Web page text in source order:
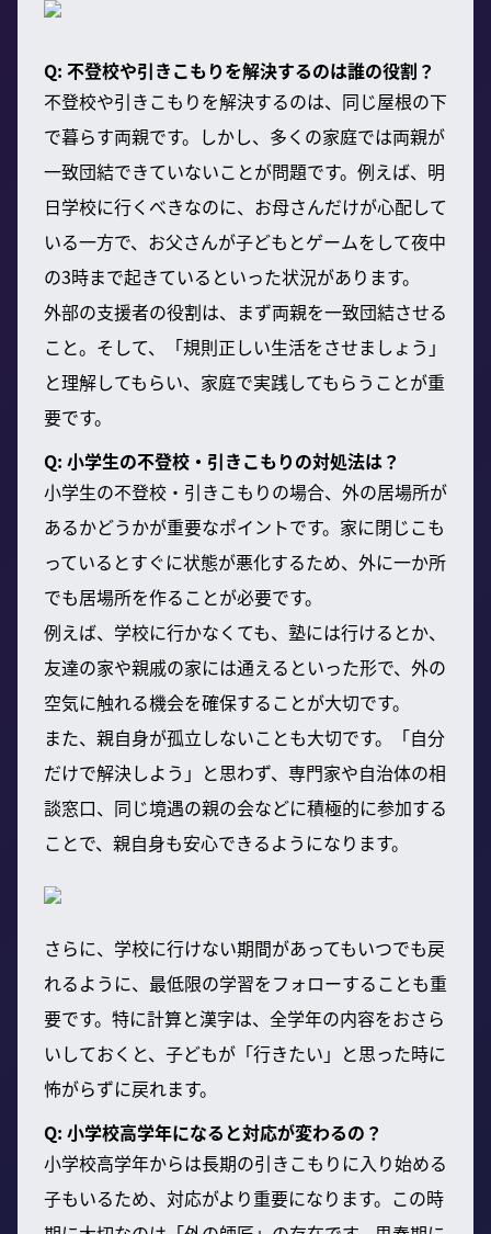
Q: 不登校や引きこもりを解決するのは誰の役割？
不登校や引きこもりを解決するのは、同じ屋根の下
で暮らす両親です。しかし、多くの家庭では両親が
一致団結できていないことが問題です。例えば、明
日学校に行くべきなのに、お母さんだけが心配して
いる一方で、お父さんが子どもとゲームをして夜中
の3時まで起きているといった状況があります。
外部の支援者の役割は、まず両親を一致団結させる
こと。そして、「規則正しい生活をさせましょう」
と理解してもらい、家庭で実践してもらうことが重
要です。
Q: 小学生の不登校・引きこもりの対処法は？
小学生の不登校・引きこもりの場合、外の居場所が
あるかどうかが重要なポイントです。家に閉じこも
っているとすぐに状態が悪化するため、外に一か所
でも居場所を作ることが必要です。
例えば、学校に行かなくても、塾には行けるとか、
友達の家や親戚の家には通えるといった形で、外の
空気に触れる機会を確保することが大切です。
また、親自身が孤立しないことも大切です。「自分
だけで解決しよう」と思わず、専門家や自治体の相
談窓口、同じ境遇の親の会などに積極的に参加する
ことで、親自身も安心できるようになります。
さらに、学校に行けない期間があってもいつでも戻
れるように、最低限の学習をフォローすることも重
要です。特に計算と漢字は、全学年の内容をおさら
いしておくと、子どもが「行きたい」と思った時に
怖がらずに戻れます。
Q: 小学校高学年になると対応が変わるの？
小学校高学年からは長期の引きこもりに入り始める
子もいるため、対応がより重要になります。この時